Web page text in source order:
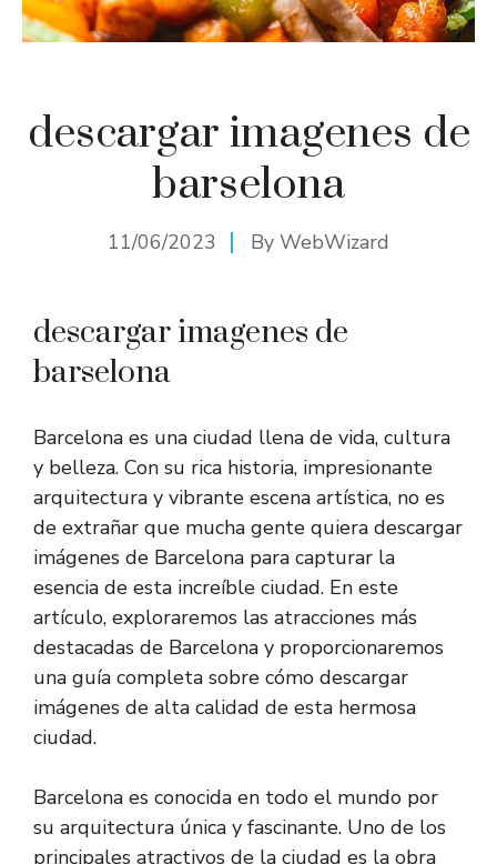
descargar imagenes de
barselona
11/06/2023 By WebWizard
descargar imagenes de
barselona
Barcelona es una ciudad llena de vida, cultura
y belleza. Con su rica historia, impresionante
arquitectura y vibrante escena artística, no es
de extrañar que mucha gente quiera descargar
imágenes de Barcelona para capturar la
esencia de esta increíble ciudad. En este
artículo, exploraremos las atracciones más
destacadas de Barcelona y proporcionaremos
una guía completa sobre cómo descargar
imágenes de alta calidad de esta hermosa
ciudad.
Barcelona es conocida en todo el mundo por
su arquitectura única y fascinante. Uno de los
principales atractivos de la ciudad es la obra